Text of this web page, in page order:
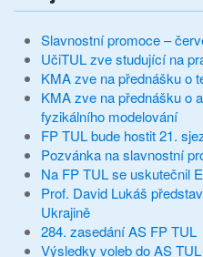
Slavnostní promoce –
UčiTUL zve studující na
KMA zve na přednášku o
KMA zve na přednášku o
fyzikálního modelování
FP TUL bude hostit 21.
Pozvánka na slavnostní
Na FP TUL se uskutečnil
Prof. David Lukáš
Ukrajině
284. zasedání AS FP TUL
Výsledky voleb do AS TUL